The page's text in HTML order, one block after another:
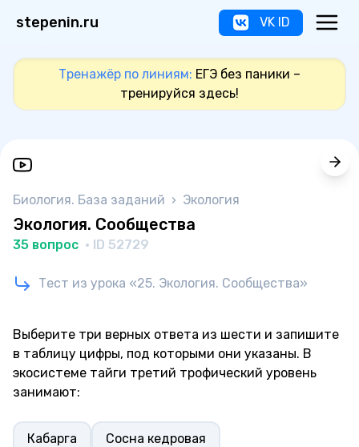
stepenin.ru VK ID
Тренажёр по линиям: ЕГЭ без паники –
тренируйся здесь!
Биология. База заданий › Экология
Экология. Сообщества
35 вопрос · ID 52729
Тест из урока «25. Экология. Сообщества»
Выберите три верных ответа из шести и запишите
в таблицу цифры, под которыми они указаны. В
экосистеме тайги третий трофический уровень
занимают:
Кабарга Сосна кедровая